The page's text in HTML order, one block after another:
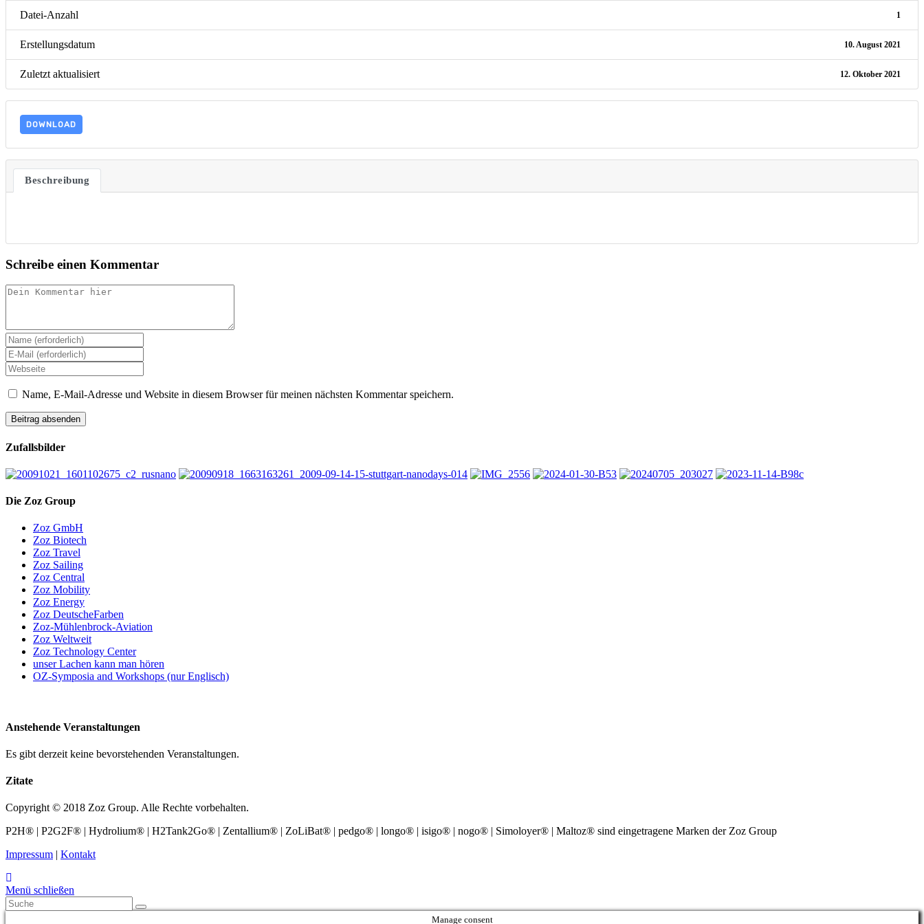
Datei-Anzahl 1
Erstellungsdatum 10. August 2021
Zuletzt aktualisiert 12. Oktober 2021
DOWNLOAD
Beschreibung
Schreibe einen Kommentar
Name, E-Mail-Adresse und Website in diesem Browser für meinen nächsten Kommentar speichern.
Zufallsbilder
Die Zoz Group
Zoz GmbH
Zoz Biotech
Zoz Travel
Zoz Sailing
Zoz Central
Zoz Mobility
Zoz Energy
Zoz DeutscheFarben
Zoz-Mühlenbrock-Aviation
Zoz Weltweit
Zoz Technology Center
unser Lachen kann man hören
OZ-Symposia and Workshops (nur Englisch)
Anstehende Veranstaltungen
Es gibt derzeit keine bevorstehenden Veranstaltungen.
Zitate
Copyright © 2018 Zoz Group. Alle Rechte vorbehalten.
P2H® | P2G2F® | Hydrolium® | H2Tank2Go® | Zentallium® | ZoLiBat® | pedgo® | longo® | isigo® | nogo® | Simoloyer® | Maltoz® sind eingetragene Marken der Zoz Group
Impressum | Kontakt
Menü schließen
Manage consent